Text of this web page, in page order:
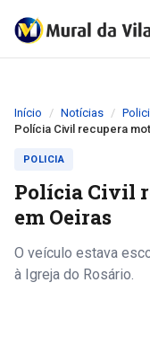
Início Notícias
Polícia Civil recupera
POLICIA
Polícia Civil
em Oeiras
O veículo estava
à Igreja do Rosário.